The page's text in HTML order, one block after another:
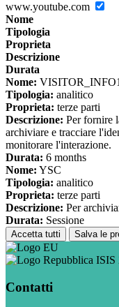
www.youtube.com
Nome
Tipologia
Proprieta
Descrizione
Durata
Nome:
Tipologia: analitico
Proprieta: terze parti
Descrizione: Per fornire
archiviare e tracciare
monitorare l'interazione.
Durata: 6 months
Nome: YSC
Tipologia: analitico
Proprieta: terze parti
Descrizione: Per
Durata: Sessione
Accetta tutti Salva le
ISIS
Contatti